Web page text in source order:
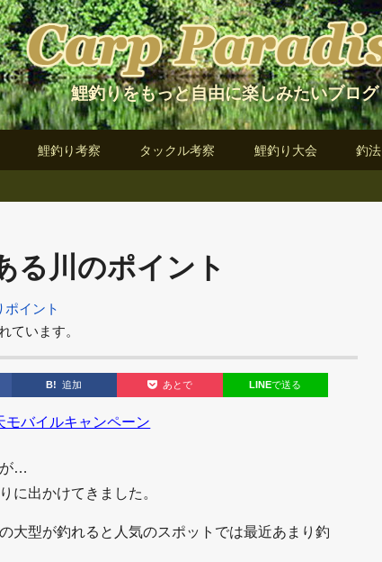
鯉釣りをもっと自由に楽しみたいブログ
鯉釣り考察 タックル考察 鯉釣り大会 釣法
る川のポイント
ポイント
ています。
B! 追加 あとで LINEで送る
モバイルキャンペーン
が…
に出かけてきました。
大型が釣れると人気のスポットでは最近あまり釣